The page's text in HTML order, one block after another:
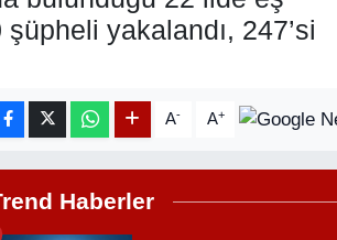
yakalandı, 247’si
A- A+
Haberler